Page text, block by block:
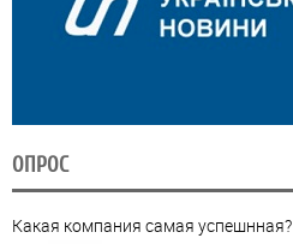
ОПРОС
Какая компания самая успешнная?